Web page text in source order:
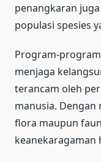
penangkaran
populasi spesies
Program-
menjaga
terancam oleh
manusia. Dengan
flora maupun
keanekaragaman